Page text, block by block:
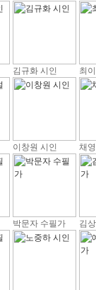
김규화 시인 최
이창원 시인 채
박문자 수필가 김